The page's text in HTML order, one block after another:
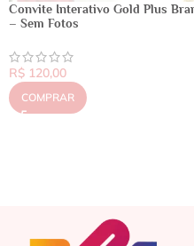
Convite Interativo Gold Plus
– Sem Fotos
R$ 120,00
COMPRAR